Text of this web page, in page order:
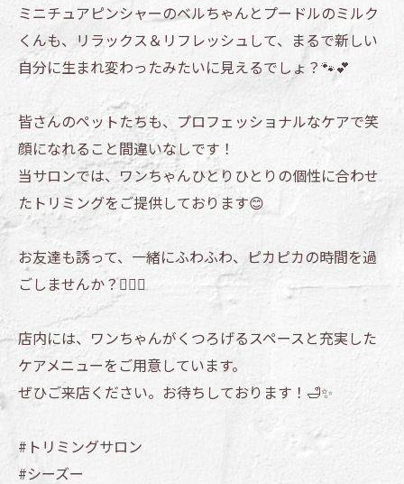
ミニチュアピンシャーのベルちゃんとプードルのミルク
くんも、リラックス＆リフレッシュして、まるで新しい
自分に生まれ変わったみたいに見えるでしょ？🐾💕
皆さんのペットたちも、プロフェッショナルなケアで笑
顔になれること間違いなしです！
当サロンでは、ワンちゃんひとりひとりの個性に合わせ
たトリミングをご提供しております😊
お友達も誘って、一緒にふわふわ、ピカピカの時間を過
ごしませんか？🐕‍🦺🐩
店内には、ワンちゃんがくつろげるスペースと充実した
ケアメニューをご用意しています。
ぜひご来店ください。お待ちしております！🛁✨
#トリミングサロン
#シーズー